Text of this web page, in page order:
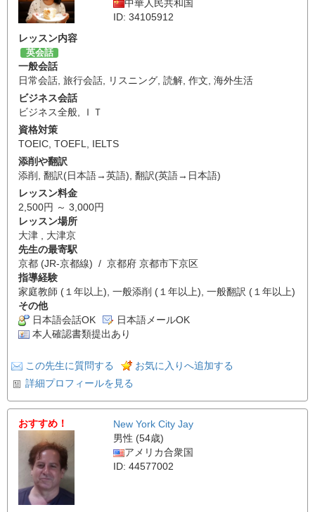
中華人民共和国
ID: 34105912
レッスン内容
英会話
一般会話
日常会話 旅行会話 リスニング 読解 作文 海外生活
ビジネス会話
ビジネス全般
ＩＴ
資格対策
TOEIC TOEFL
IELTS
添削や翻訳
添削
翻訳(日本語→英語) 翻訳(英語→日本語)
レッスン料金
2,500円 ～ 3,000円
レッスン場所
大津 , 大津京
先生の最寄駅
京都 (JR-京都線) / 京都府 京都市下京区
指導経験
家庭教師 (１年以上), 一般添削 (１年以上), 一般翻訳 (１年以上)
その他
日本語会話OK
日本語メールOK
本人確認書類提出あり
この先生に質問する
お気に入りへ追加する
詳細プロフィールを見る
おすすめ！
New York City Jay
男性 (54歳)
アメリカ合衆国
ID: 44577002